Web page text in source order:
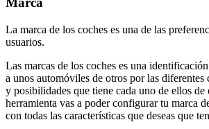
La marca de los coches es una de las
usuarios.
Las marcas de los coches es una
a unos automóviles de otros por las diferentes
y posibilidades que tiene cada uno de ellos de
herramienta vas a poder configurar tu marca
con todas las características que deseas que